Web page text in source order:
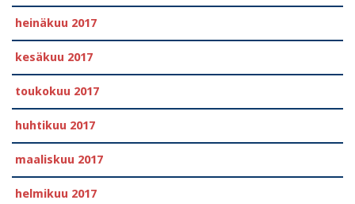
heinäkuu 2017
kesäkuu 2017
toukokuu 2017
huhtikuu 2017
maaliskuu 2017
helmikuu 2017